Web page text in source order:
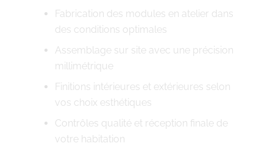
Fabrication des modules en atelier dans
des conditions optimales
Assemblage sur site avec une précision
millimétrique
Finitions intérieures et extérieures selon
vos choix esthétiques
Contrôles qualité et réception finale de
votre habitation